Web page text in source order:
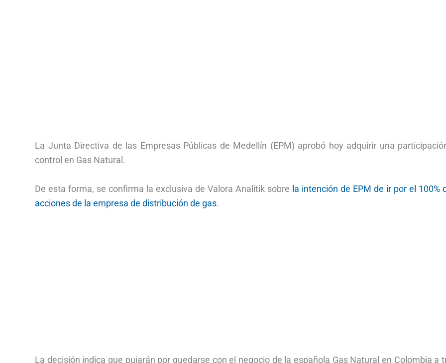
La Junta Directiva de las Empresas Públicas de Medellín (EPM) aprobó hoy adquirir una
control en Gas Natural.
De esta forma, se confirma la exclusiva de Valora Analitik sobre la intención de EPM de ir por el 100%
acciones de la empresa de distribución de gas.
La decisión indica que pujarán por quedarse con el negocio de la española Gas Natural en Colombia a